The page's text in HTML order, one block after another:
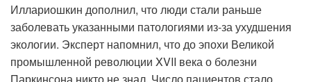
Иллариошкин дополнил, что люди стали раньше
заболевать указанными патологиями из-за ухудшения
экологии. Эксперт напомнил, что до эпохи Великой
промышленной революции XVII века о болезни